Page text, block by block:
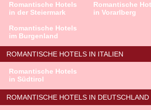
Romantische Hotels
in der Steiermark
Romantische
in Vorarlberg
Romantische Hotels
im Burgenland
ROMANTISCHE HOTELS IN ITALIEN
Romantische Hotels
in Südtirol
ROMANTISCHE HOTELS IN DEUTSCHLAND